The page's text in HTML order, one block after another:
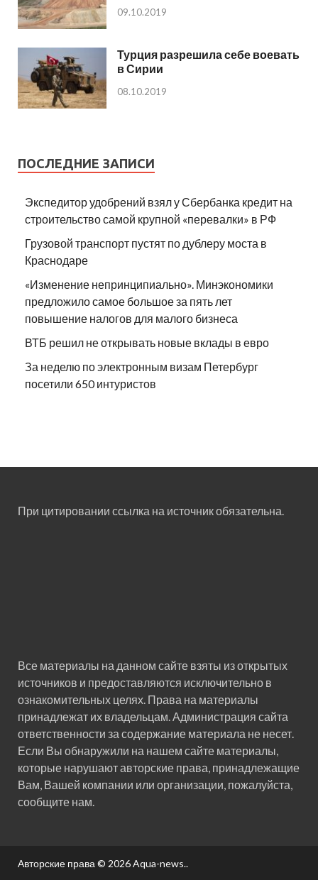
09.10.2019
Турция разрешила себе воевать
в Сирии
08.10.2019
ПОСЛЕДНИЕ ЗАПИСИ
Экспедитор удобрений взял у Сбербанка кредит на
строительство самой крупной «перевалки» в РФ
Грузовой транспорт пустят по дублеру моста в
Краснодаре
«Изменение непринципиально». Минэкономики
предложило самое большое за пять лет
повышение налогов для малого бизнеса
ВТБ решил не открывать новые вклады в евро
За неделю по электронным визам Петербург
посетили 650 интуристов
При цитировании ссылка на источник обязательна.
Все материалы на данном сайте взяты из открытых
источников и предоставляются исключительно в
ознакомительных целях. Права на материалы
принадлежат их владельцам. Администрация сайта
ответственности за содержание материала не несет.
Если Вы обнаружили на нашем сайте материалы,
которые нарушают авторские права, принадлежащие
Вам, Вашей компании или организации, пожалуйста,
сообщите нам.
Авторские права © 2026Aqua-news..